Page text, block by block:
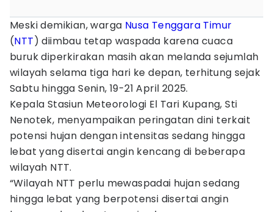
Meski demikian, warga Nusa Tenggara Timur
(NTT) diimbau tetap waspada karena cuaca
buruk diperkirakan masih akan melanda sejumlah
wilayah selama tiga hari ke depan, terhitung sejak
Sabtu hingga Senin, 19-21 April 2025.
Kepala Stasiun Meteorologi El Tari Kupang, Sti
Nenotek, menyampaikan peringatan dini terkait
potensi hujan dengan intensitas sedang hingga
lebat yang disertai angin kencang di beberapa
wilayah NTT.
“Wilayah NTT perlu mewaspadai hujan sedang
hingga lebat yang berpotensi disertai angin